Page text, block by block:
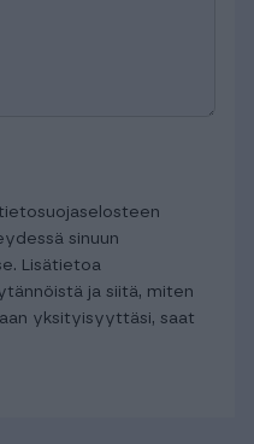
sinuun
Lisätietoa
ja siitä, miten
yksityisyyttäsi, saat